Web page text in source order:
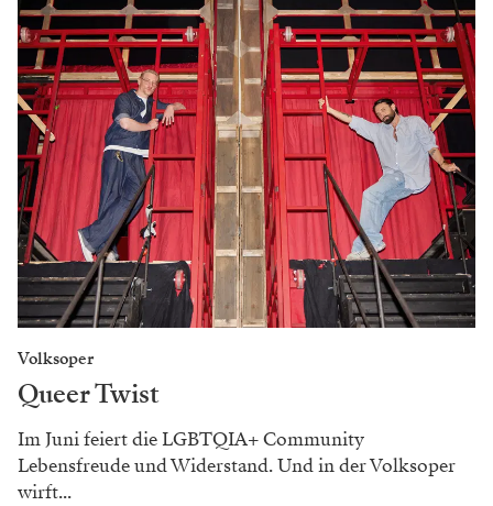
Volksoper
Queer Twist
Im Juni feiert die LGBTQIA+ Community
Lebensfreude und Widerstand. Und in der Volksoper
wirft...